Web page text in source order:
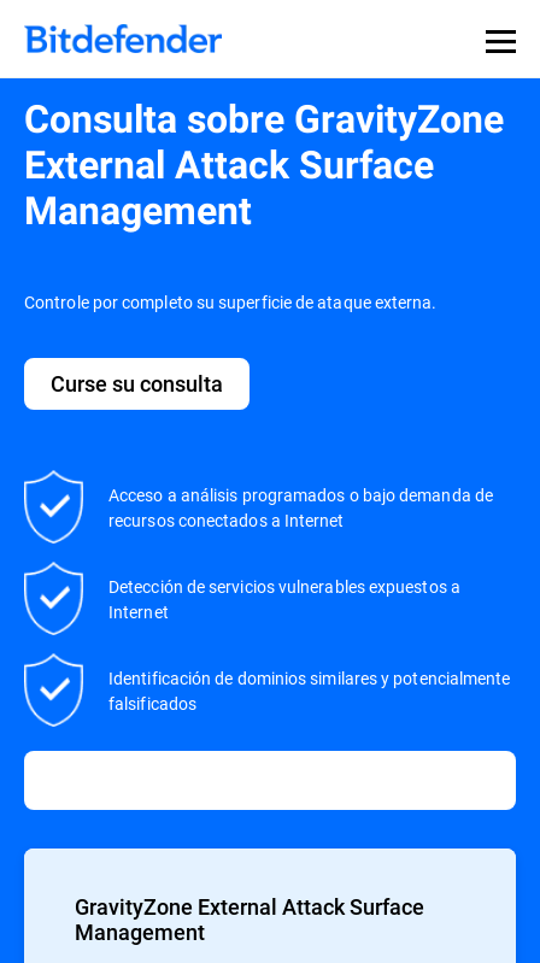
Consulta sobre GravityZone
External Attack Surface
Management
Controle por completo su superficie de ataque externa.
Curse su consulta
Acceso a análisis programados o bajo demanda de
recursos conectados a Internet
Detección de servicios vulnerables expuestos a
Internet
Identificación de dominios similares y potencialmente
falsificados
GravityZone External Attack Surface
Management